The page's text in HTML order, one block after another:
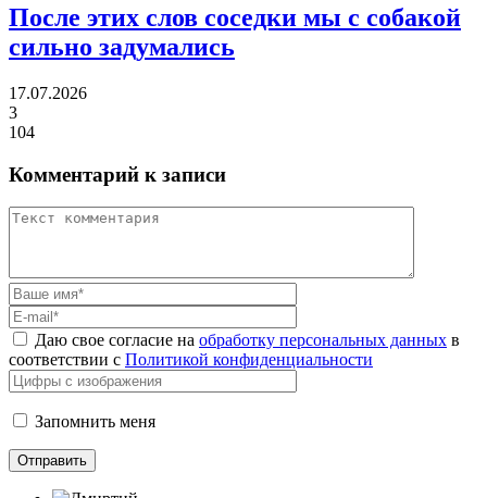
После этих слов соседки мы с собакой
сильно задумались
17.07.2026
3
104
Комментарий к записи
Даю свое согласие на обработку персональных данных в
соответствии с Политикой конфиденциальности
Запомнить меня